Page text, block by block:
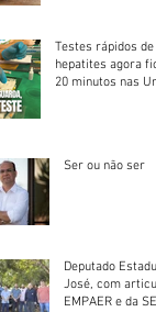
Testes rápidos
hepatites agora
20 minutos nas
Ser ou não ser
Deputado
José, com
EMPAER e da